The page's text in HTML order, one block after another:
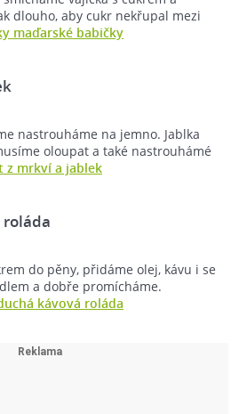
dlouho, aby cukr nekřupal mezi
maďarské babičky
nastrouháme na jemno. Jablka
oloupat a také nastrouhámé
z mrkví a jablek
roláda
do pěny, přidáme olej, kávu i se
a dobře promícháme.
kávová roláda